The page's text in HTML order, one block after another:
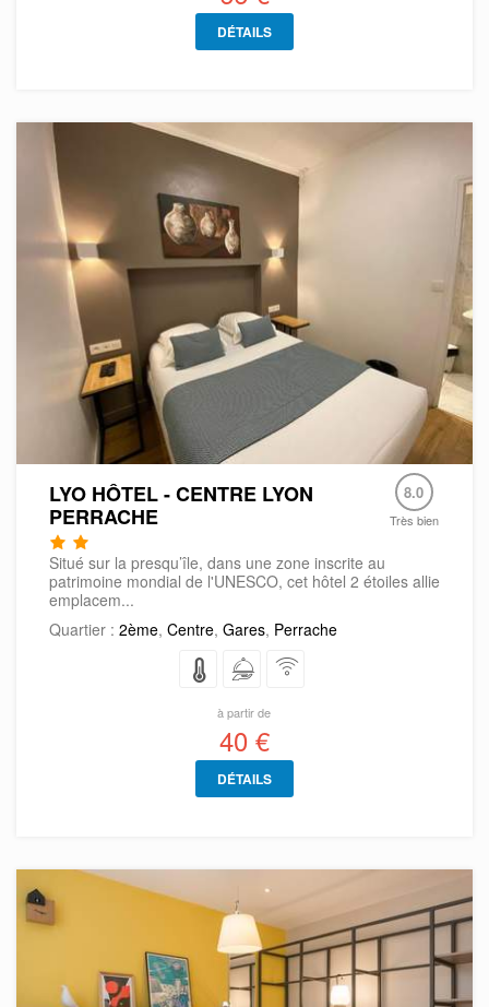
DÉTAILS
LYO HÔTEL - CENTRE LYON
PERRACHE
8.0
Très bien
Situé sur la presqu’île, dans une zone inscrite au
patrimoine mondial de l'UNESCO, cet hôtel 2 étoiles allie
emplacem...
Quartier : 2ème, Centre, Gares, Perrache
à partir de
40 €
DÉTAILS